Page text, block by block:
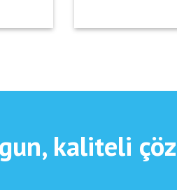
kaliteli